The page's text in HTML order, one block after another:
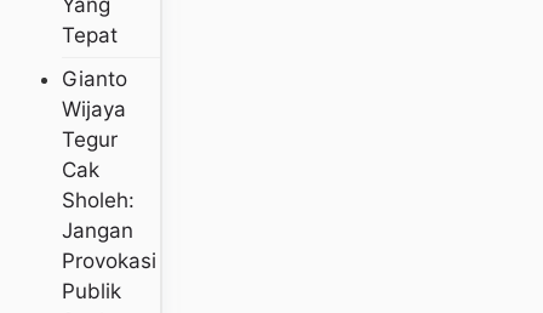
Tepat
Gianto
Wijaya
Tegur
Cak
Sholeh:
Jangan
Provokasi
Publik